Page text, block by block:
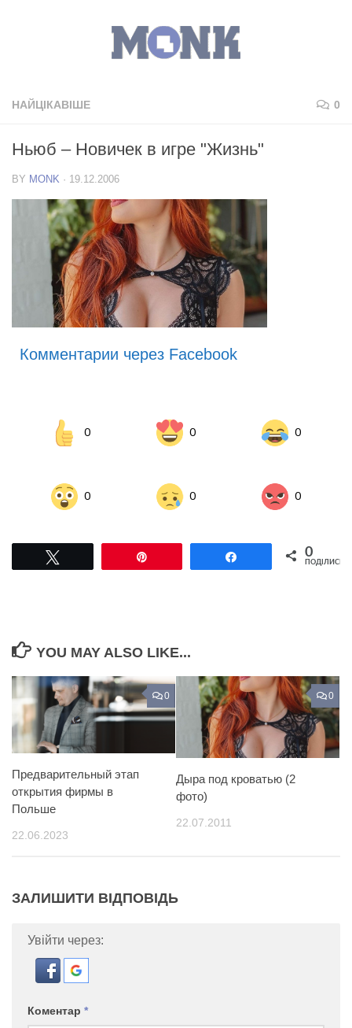
НАЙЦІКАВІШЕ 0
Ньюб – Новичек в игре "Жизнь"
BY MONK · 19.12.2006
Комментарии через Facebook
0 0 0
0 0 0
Поділитися0
ПОДІЛИСЬ
YOU MAY ALSO LIKE...
0
Предварительный этап
открытия фирмы в
Польше
22.06.2023
0
Дыра под кроватью (2
фото)
22.07.2011
ЗАЛИШИТИ ВІДПОВІДЬ
Увійти через:
Коментар *